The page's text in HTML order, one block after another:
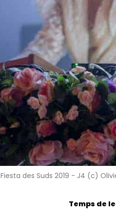
Fiesta des Suds 2019 - J4 (c)
Temps de